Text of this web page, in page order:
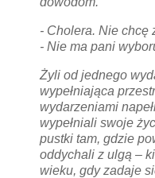
- Cholera. Nie chcę
- Nie ma pani
Żyli od jednego
wypełniająca
wydarzeniami
wypełniali swoje
pustki tam, gdzie
oddychali z ulgą –
wieku, gdy zadaje